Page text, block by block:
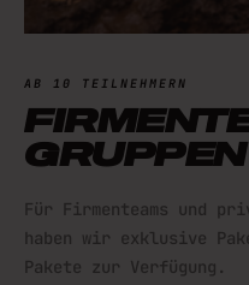
AB 10 TEILNEHMERN
GRUPPEN
Für Firmenteams und
haben wir exklusive
Pakete zur Verfügung.